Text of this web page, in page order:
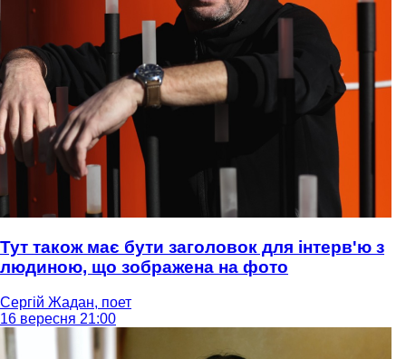
Тут також має бути заголовок для інтерв'ю з
людиною, що зображена на фото
Сергій Жадан, поет
16 вересня 21:00